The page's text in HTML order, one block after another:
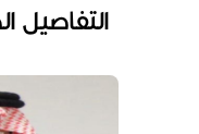
التفاصيل